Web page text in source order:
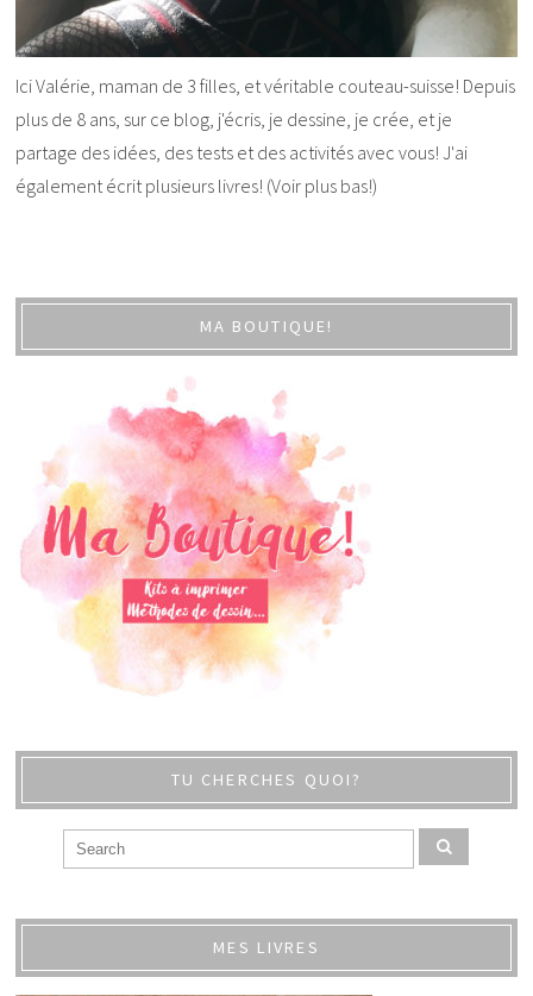
Ici Valérie, maman de 3 filles, et véritable couteau-suisse! Depuis
plus de 8 ans, sur ce blog, j'écris, je dessine, je crée, et je
partage des idées, des tests et des activités avec vous! J'ai
également écrit plusieurs livres! (Voir plus bas!)
MA BOUTIQUE!
TU CHERCHES QUOI?
MES LIVRES